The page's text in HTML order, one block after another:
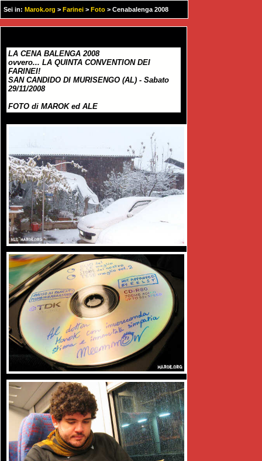
Sei in: Marok.org > Farinei > Foto > Cenabalenga 2008
LA CENA BALENGA 2008
ovvero... LA QUINTA CONVENTION DEI
FARINEI!
SAN CANDIDO DI MURISENGO (AL) - Sabato
29/11/2008
FOTO di MAROK ed ALE